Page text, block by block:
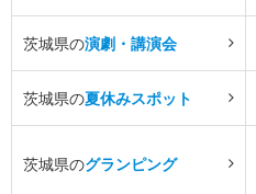
茨城県の演劇・講演会
茨城県の夏休みスポット
茨城県のグランピング